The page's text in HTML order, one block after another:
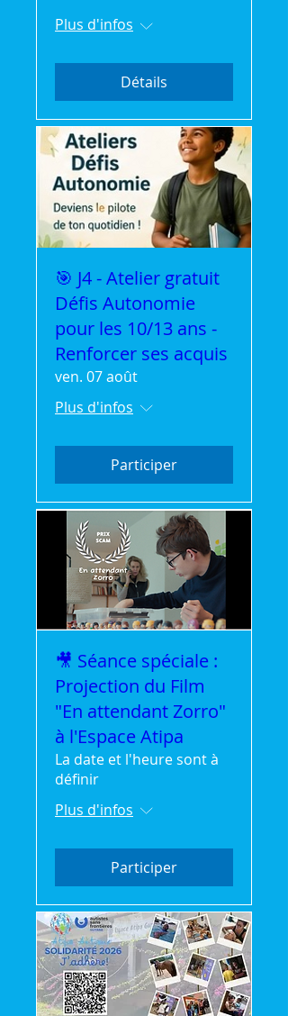
Plus d'infos
Détails
🎯 J4 - Atelier gratuit
Défis Autonomie
pour les 10/13 ans -
Renforcer ses acquis
ven. 07 août
Plus d'infos
Participer
🎥 Séance spéciale :
Projection du Film
"En attendant Zorro"
à l'Espace Atipa
La date et l'heure sont à
définir
Plus d'infos
Participer